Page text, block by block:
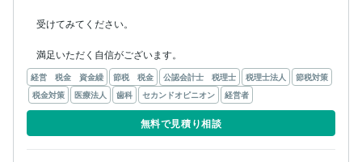
受けてみてください。
満足いただく自信がございます。
経営 税金 資金繰 節税 税金 公認会計士 税理士 税理士法人
節税対策
税金対策
医療法人 歯科 セカンドオピニオン 経営者
無料で見積り相談